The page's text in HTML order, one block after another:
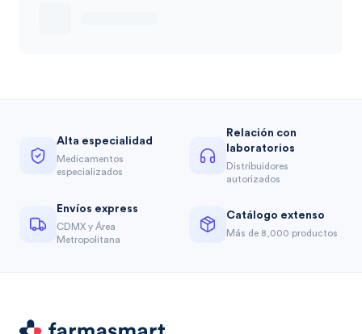
Alta especialidad
Medicamentos
especializados
Relación con
laboratorios
Distribuidores
autorizados
Envíos express
CDMX y Área
Metropolitana
Catálogo extenso
Más de 8,000 productos